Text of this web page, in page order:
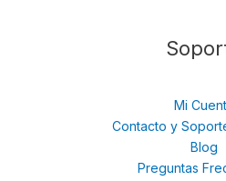
Mi
Contacto y
Blog
Preguntas